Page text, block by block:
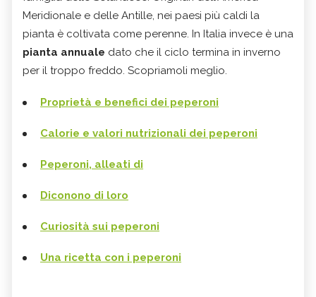
Meridionale e delle Antille, nei paesi più caldi la
pianta è coltivata come perenne. In Italia invece è una
pianta annuale dato che il ciclo termina in inverno
per il troppo freddo. Scopriamoli meglio.
Proprietà e benefici dei peperoni
Calorie e valori nutrizionali dei peperoni
Peperoni, alleati di
Diconono di loro
Curiosità sui peperoni
Una ricetta con i peperoni